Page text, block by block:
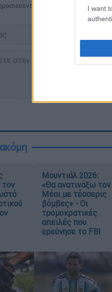
I want
άμεσα με δική σας
τον
Μουντιάλ 2026:
«Θα ανατινάξω τον
Μέσι με τέσσερις
βόμβες» - Οι
τρομοκρατικές
απειλές που
ερεύνησε το FBI